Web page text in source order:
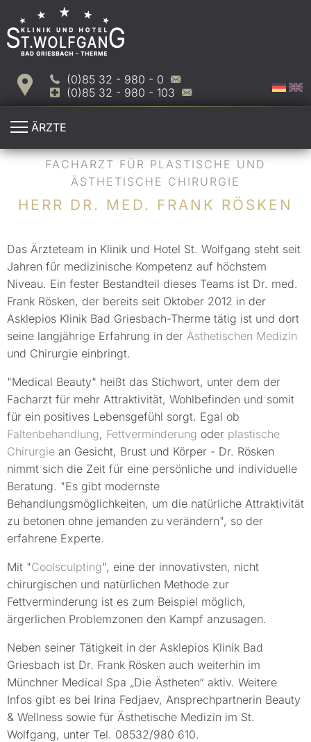
(0)85 32 - 980 - 0
(0)85 32 - 980 - 103
ÄRZTE
FACHARZT FÜR PLASTISCHE UND
ÄSTHETISCHE CHIRURGIE
HERR DR. MED. FRANK RÖSKEN
Das Ärzteteam in Klinik und Hotel St. Wolfgang steht seit
Jahren für medizinische Kompetenz auf höchstem
Niveau. Ein fester Bestandteil dieses Teams ist Dr. med.
Frank Rösken, der bereits seit Oktober 2012 in der
Asklepios Klinik Bad Griesbach-Therme tätig ist und dort
seine langjährige Erfahrung in der Ästhetischen Medizin
und Chirurgie einbringt.
"Medical Beauty" heißt das Stichwort, unter dem der
Facharzt für mehr Attraktivität, Wohlbefinden und somit
für ein positives Lebensgefühl sorgt. Egal ob
Faltenbehandlung, Fettverminderung oder plastische
Chirurgie an Gesicht, Brust und Körper - Dr. Rösken
nimmt sich die Zeit für eine persönliche und individuelle
Beratung. "Es gibt modernste
Behandlungsmöglichkeiten, um die natürliche Attraktivität
zu betonen ohne jemanden zu verändern", so der
erfahrene Experte.
Mit "Coolsculpting", eine der innovativsten, nicht
chirurgischen und natürlichen Methode zur
Fettverminderung ist es zum Beispiel möglich,
ärgerlichen Problemzonen den Kampf anzusagen.
Neben seiner Tätigkeit in der Asklepios Klinik Bad
Griesbach ist Dr. Frank Rösken auch weiterhin im
Münchner Medical Spa „Die Ästheten“ aktiv. Weitere
Infos gibt es bei Irina Fedjaev, Ansprechpartnerin Beauty
& Wellness sowie für Ästhetische Medizin im St.
Wolfgang, unter Tel. 08532/980 610.